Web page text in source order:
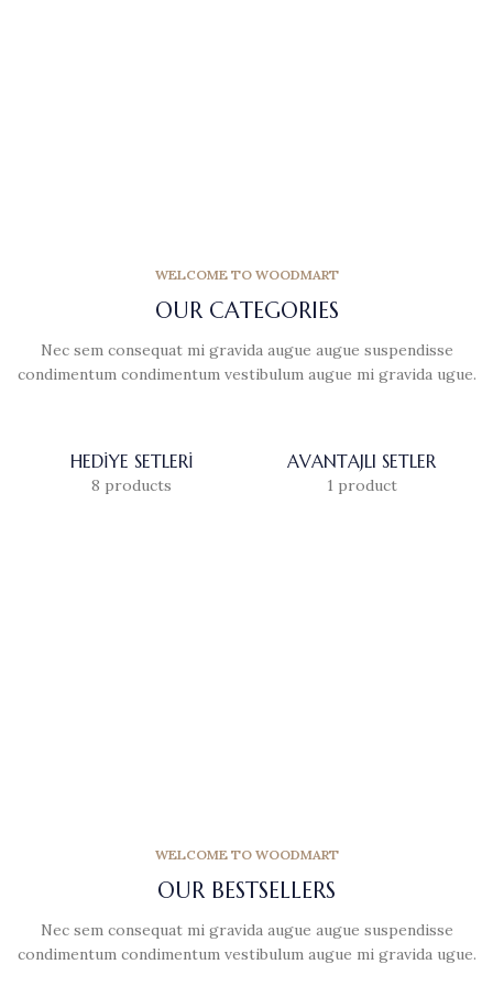
WELCOME TO WOODMART
OUR CATEGORIES
Nec sem consequat mi gravida augue augue suspendisse
condimentum condimentum vestibulum augue mi gravida ugue.
HEDIYE SETLERI
8 products
AVANTAJLI SETLER
1 product
WELCOME TO WOODMART
OUR BESTSELLERS
Nec sem consequat mi gravida augue augue suspendisse
condimentum condimentum vestibulum augue mi gravida ugue.